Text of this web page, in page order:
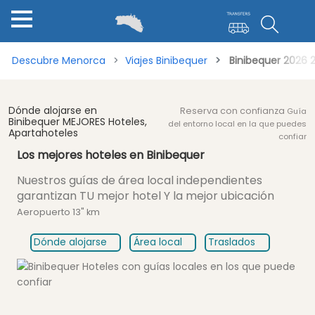
Descubre Menorca Viajes Binibequer Binibequer 2026
Dónde alojarse en
Binibequer MEJORES Hoteles,
Apartahoteles
Reserva con confianza Guía
del entorno local en la que puedes
confiar
Los mejores hoteles en Binibequer
Nuestros guías de área local independientes
garantizan TU mejor hotel Y la mejor ubicación
Aeropuerto 13" km
Dónde alojarse Área local Traslados